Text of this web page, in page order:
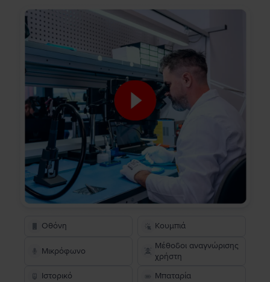
Οθόνη Κουμπιά
Μικρόφωνο
Μέθοδοι αναγνώρισης
χρήστη
Ιστορικό
Μπαταρία